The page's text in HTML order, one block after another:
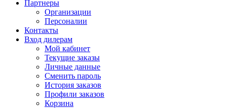
Партнеры
Организации
Персоналии
Контакты
Вход дилерам
Мой кабинет
Текущие заказы
Личные данные
Сменить пароль
История заказов
Профили заказов
Корзина